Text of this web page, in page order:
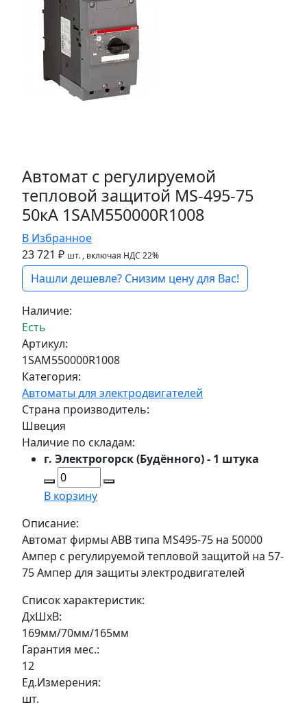
Автомат с регулируемой
тепловой защитой MS-495-75
50кА 1SAM550000R1008
В Избранное
23 721 ₽ шт. , включая НДС 22%
Нашли дешевле? Снизим цену для Вас!
Наличие:
Есть
Артикул:
1SAM550000R1008
Категория:
Автоматы для электродвигателей
Страна производитель:
Швеция
Наличие по складам:
г. Электрогорск (Будённого) - 1 штука
В корзину
Описание:
Автомат фирмы АВВ типа MS495-75 на 50000
Ампер с регулируемой тепловой защитой на 57-
75 Ампер для защиты электродвигателей
Список характеристик:
ДxШxВ:
169мм/70мм/165мм
Гарантия мес.:
12
Ед.Измерения:
шт.